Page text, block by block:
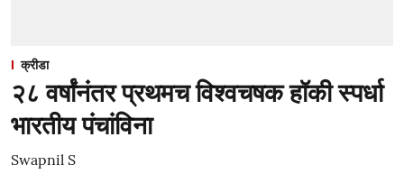
क्रीडा
२८ वर्षांनंतर प्रथमच विश्वचषक हॉकी स्पर्धा
भारतीय पंचांविना
Swapnil S